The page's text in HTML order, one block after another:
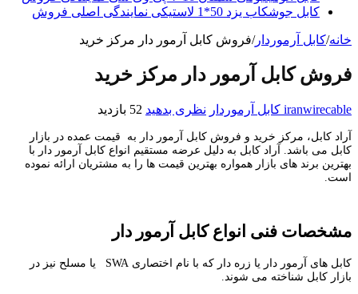
کابل جوشکاب یزد 50*1 لاستیکی نمایندگی اصلی فروش
خانه/کابل آرموردار/فروش کابل آرمور دار مرکز خرید
فروش کابل آرمور دار مرکز خرید
iranwirecable کابل آرموردار نظری بدهید 52 بازدید
آراد کابل، مرکز خرید و فروش کابل آرمور دار به قیمت عمده در بازار
کابل می باشد. آراد کابل به دلیل عرضه مستقیم انواع کابل آرمور دار با
بهترین برند های بازار همواره بهترین قیمت ها را به مشتریان ارائه نموده
است.
مشخصات فنی انواع کابل آرمور دار
کابل های آرمور دار یا زره دار که با نام اختصاری SWA یا مسلح نیز در
بازار کابل شناخته می شوند.